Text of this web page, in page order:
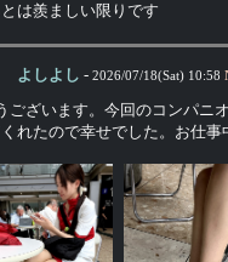
は羨ましい限りです
よしよし - 2026/07/18(Sat) 10:58
ございます。今回のコンパニ
れたので幸せでした。お仕事